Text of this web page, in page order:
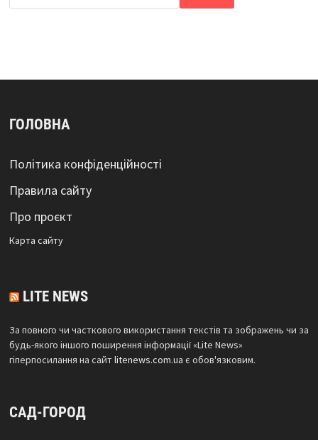
ГОЛОВНА
Політика конфіденційності
Правила сайту
Про проєкт
Карта сайтy
LITE NEWS
За повного чи часткового використання текстів та зображень чи за
будь-якого іншого поширення інформації «Lite News»
гіперпосилання на сайтlitenews.com.ua є обов'язковим.
САД-ГОРОД